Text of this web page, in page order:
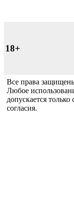
18+
Все права
Любое
допускается
согласия.